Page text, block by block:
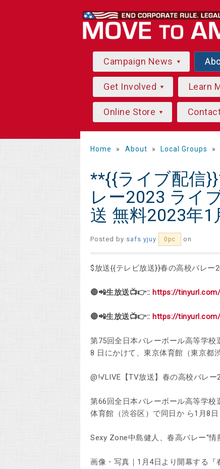
Campaign News
Get Involved Learn
Online Store
Home » About » Local Groups »
**{{ライブ配信
レー2023 ライ
送 無料2023年1
Posted by safs yjuy 0pc on
$放送{{テレビ放送}}春の高校バレー
🔴📲生放送📺👉:: https://
🔴📲生放送📺👉:: https://
第75回全日本バレーボール高等学
8 日にかけて、東京体育館（東京都
@!√LIVE【TV放送】春の高校バレ
第66回全日本バレーボール高等学
体育館（渋谷区）で同日か ら1月8
Sexy Zone中島健人、春高バレー“
画像・写真｜1月4日より開幕する